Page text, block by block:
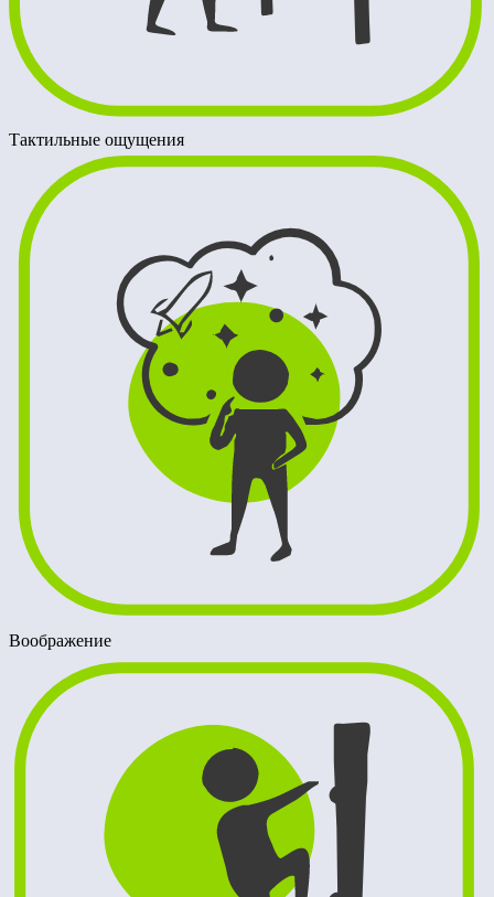
Тактильные ощущения
Воображение